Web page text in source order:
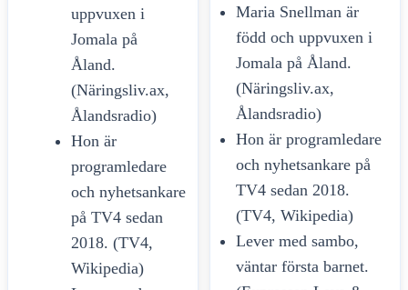
uppvuxen i
Jomala på
Åland.
(Näringsliv.ax,
Ålandsradio)
Hon är
programledare
och nyhetsankare
på TV4 sedan
2018. (TV4,
Wikipedia)
Maria Snellman är
född och uppvuxen i
Jomala på Åland.
(Näringsliv.ax,
Ålandsradio)
Hon är programledare
och nyhetsankare på
TV4 sedan 2018.
(TV4, Wikipedia)
Lever med sambo,
väntar första barnet.